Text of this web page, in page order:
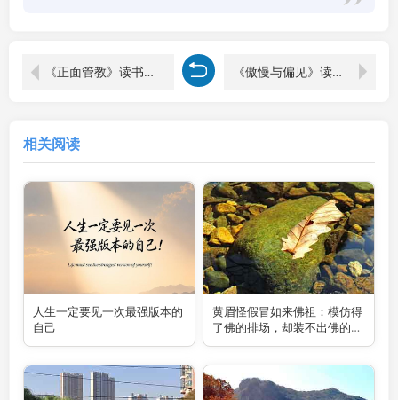
《正面管教》读书笔记：真正走进孩子 《傲慢与偏见》读书笔记与心得感悟，学会换位思考
相关阅读
人生一定要见一次最强版本的
自己
黄眉怪假冒如来佛祖：模仿得
了佛的排场，却装不出佛的内
核